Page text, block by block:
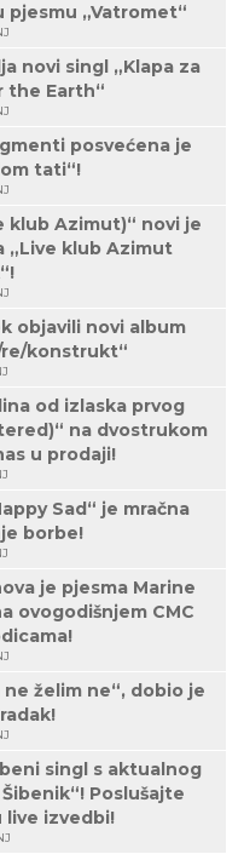
pjesmu „Vatromet“
novi singl „Klapa za
the Earth“
posvećena je
tati“!
klub Azimut)“ novi je
„Live klub Azimut
objavili novi album
konstrukt“
od izlaska prvog
na dvostrukom
u prodaji!
Sad“ je mračna
borbe!
je pjesma Marine
ovogodišnjem CMC
ne želim ne“, dobio je
singl s aktualnog
Poslušajte
live izvedbi!